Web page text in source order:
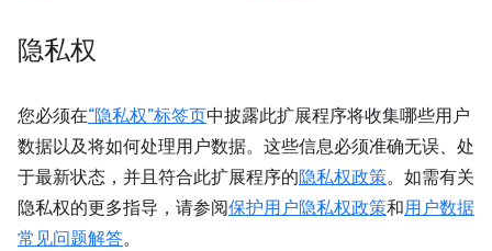
隐私权
您必须在“隐私权”标签页中披露此扩展程序将收集哪些用户
数据以及将如何处理用户数据。这些信息必须准确无误、处
于最新状态，并且符合此扩展程序的隐私权政策。如需有关
隐私权的更多指导，请参阅保护用户隐私权政策和用户数据
常见问题解答。